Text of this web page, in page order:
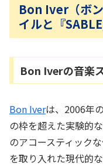
Bon Iver（ボ
イルと『
Bon Iverの音楽
Bon Iverは、2006年
の枠を超えた実験的
のアコースティック
を取り入れた現代的